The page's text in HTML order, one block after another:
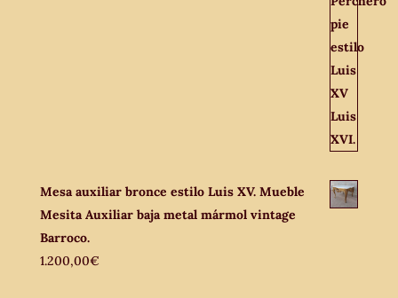
Mesa auxiliar bronce estilo Luis XV. Mueble
Mesita Auxiliar baja metal mármol vintage
Barroco.
1.200,00€